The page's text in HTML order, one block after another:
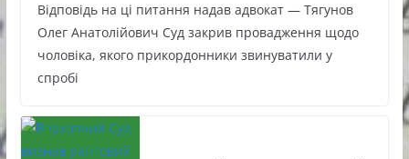
Відповідь на ці питання надав адвокат — Тягунов
Олег Анатолійович Суд закрив провадження щодо
чоловіка, якого прикордонники звинуватили у
спробі